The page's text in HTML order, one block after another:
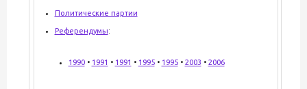
Политические партии
Референдумы:
1990• 1991 • 1991 • 1995• 1995• 2003 • 2006